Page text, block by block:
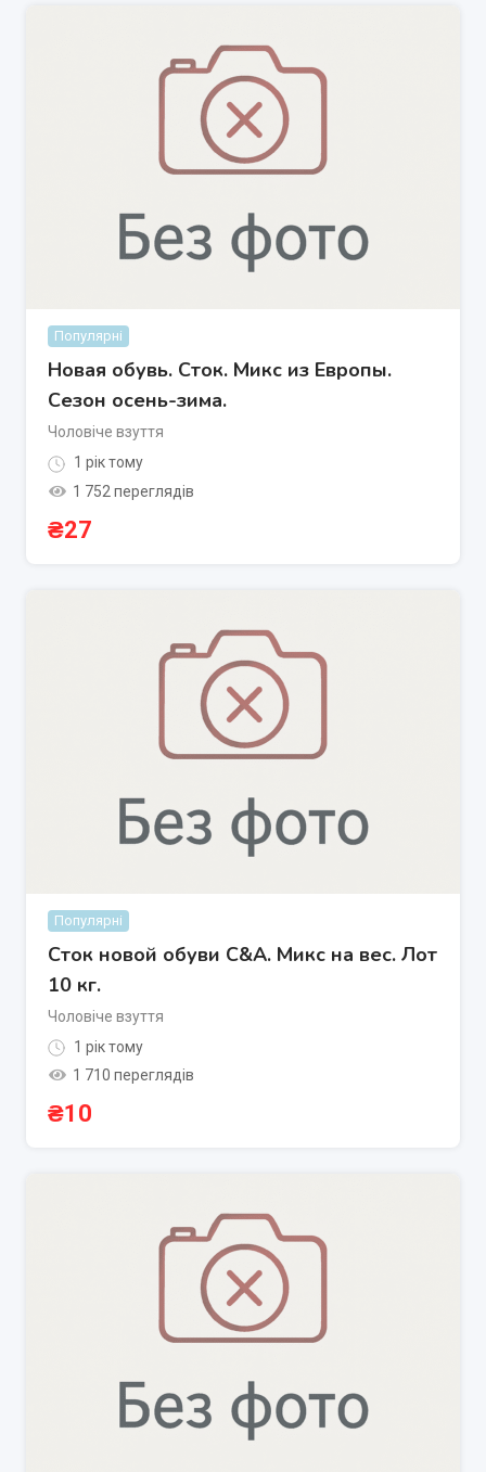
Популярні
Новая обувь. Сток. Микс из Европы.
Сезон осень-зима.
Чоловіче взуття
1 рік тому
1 752 переглядів
₴27
Популярні
Сток новой обуви C&A. Микс на вес. Лот
10 кг.
Чоловіче взуття
1 рік тому
1 710 переглядів
₴10